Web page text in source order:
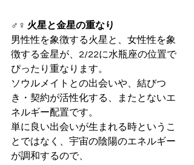
♂♀ 火星と金星の重なり
男性性を象徴する火星と、女性性を象
徴する金星が、2/22に水瓶座の位置で
ぴったり重なります。
ソウルメイトとの出会いや、結びつ
き・契約が活性化する、またとないエ
ネルギー配置です。
単に良い出会いが生まれる時というこ
とではなく、宇宙の陰陽のエネルギー
が調和するので、